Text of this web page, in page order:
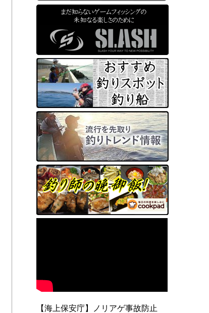
【海上保安庁】ノリアゲ事故防止